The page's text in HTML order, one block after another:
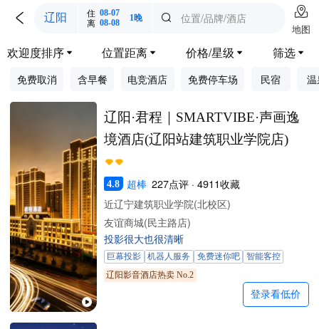
 辽阳 住 08-07
离 08-08 1晚  位置/品牌/酒店 
地图
欢迎度排序 位置距离  价格/星级  筛选 
免费取消 含早餐 电竞酒店 免费停车场 民宿
辽阳·君程｜SMARTVIBE·声画逸
境酒店(辽阳站建筑职业学院店)
4.8 超棒 227点评 · 4911收藏
近辽宁建筑职业学院(北校区)
友谊商城(民主路店)
投影很大也很清晰
巨幕投影 机器人服务 免费迷你吧
智能客控
辽阳影音酒店热卖 No.2
登录看低价